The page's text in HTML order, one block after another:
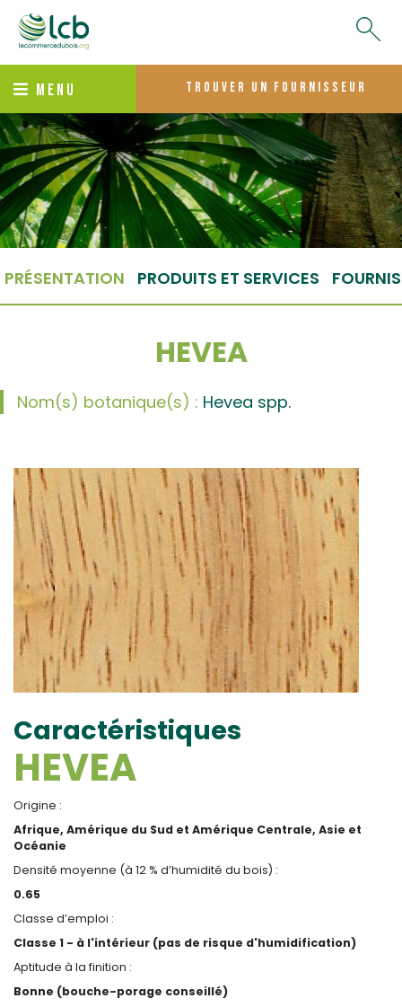
MENU trouver un fournisseur
PRÉSENTATION PRODUITS ET SERVICES
HEVEA
Nom(s) botanique(s) : Hevea spp.
Caractéristiques
HEVEA
Origine :
Afrique, Amérique du Sud et Amérique Centrale, Asie et
Océanie
Densité moyenne (à 12 % d’humidité du bois) :
0.65
Classe d’emploi :
Classe 1 - à l'intérieur (pas de risque d'humidification)
Aptitude à la finition :
Bonne (bouche-porage conseillé)